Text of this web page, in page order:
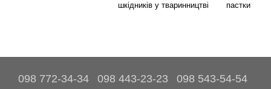
шкідників у тваринництві
пастки
098 772-34-34 098 443-23-23
098 543-54-54